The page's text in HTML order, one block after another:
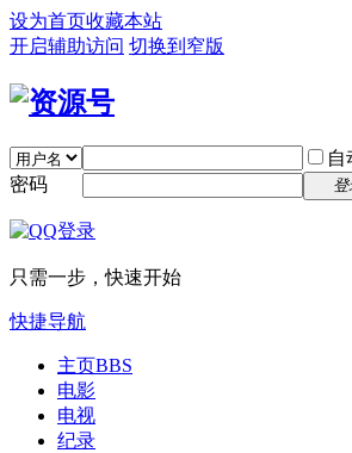
设为首页收藏本站
开启辅助访问 切换到窄版
自
密码
登
只需一步，快速开始
快捷导航
主页BBS
电影
电视
纪录